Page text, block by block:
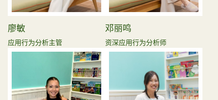
廖敏
应用行为分析主管
邓丽鸣
资深应用行为分析师